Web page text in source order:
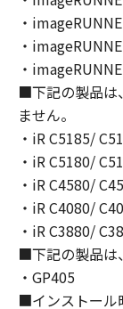
expressly
express or
granted by
property of
5. EXPORT
You agree
involved,
directly or
violation of
approvals.
6.
NEITHER
・
・
・
■下記の製品は
ません。
・iR C5185/
・iR C5180/
・iR C4580/
・iR C4080/
・iR C3880/
■下記の製品は
・GP405
■インストール